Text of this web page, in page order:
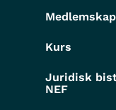
Medlemskap
Kurs
Juridisk
NEF